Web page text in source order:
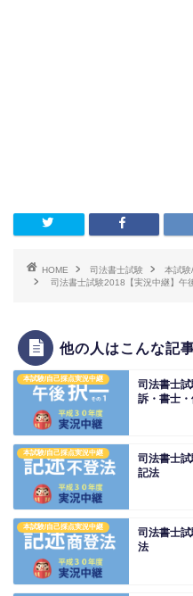
HOME 司法書士試験
本試験
司法書士試験2018【実況中継】午
他の人はこんな記
本試験/自己採点実況中継
司法書士
訴・書士
本試験/自己採点実況中継
司法書士
記法
本試験/自己採点実況中継
司法書士
法